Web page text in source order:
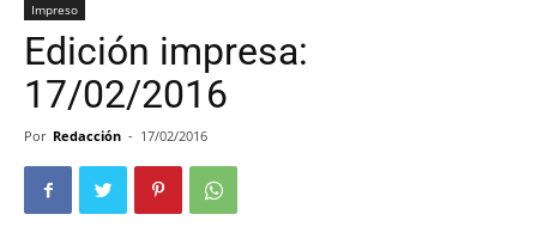
Impreso
Edición impresa:
17/02/2016
Por Redacción - 17/02/2016